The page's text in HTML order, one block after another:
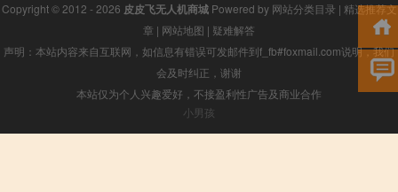
Copyright © 2012 - 2026 皮皮飞无人机商城Powered by 网站分类目录 | 精选推荐文
章 | 网站地图 | 疑难解答
声明：本站内容来自互联网，如信息有错误可发邮件到f_fb#foxmail.com说明，我们
会及时纠正，谢谢
本站仅为个人兴趣爱好，不接盈利性广告及商业合作
小男孩